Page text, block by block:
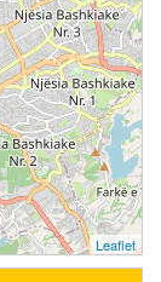
Leaflet